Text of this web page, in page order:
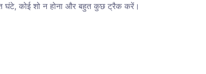
घंटे, कोई शो न होना और बहुत कुछ ट्रैक करें।